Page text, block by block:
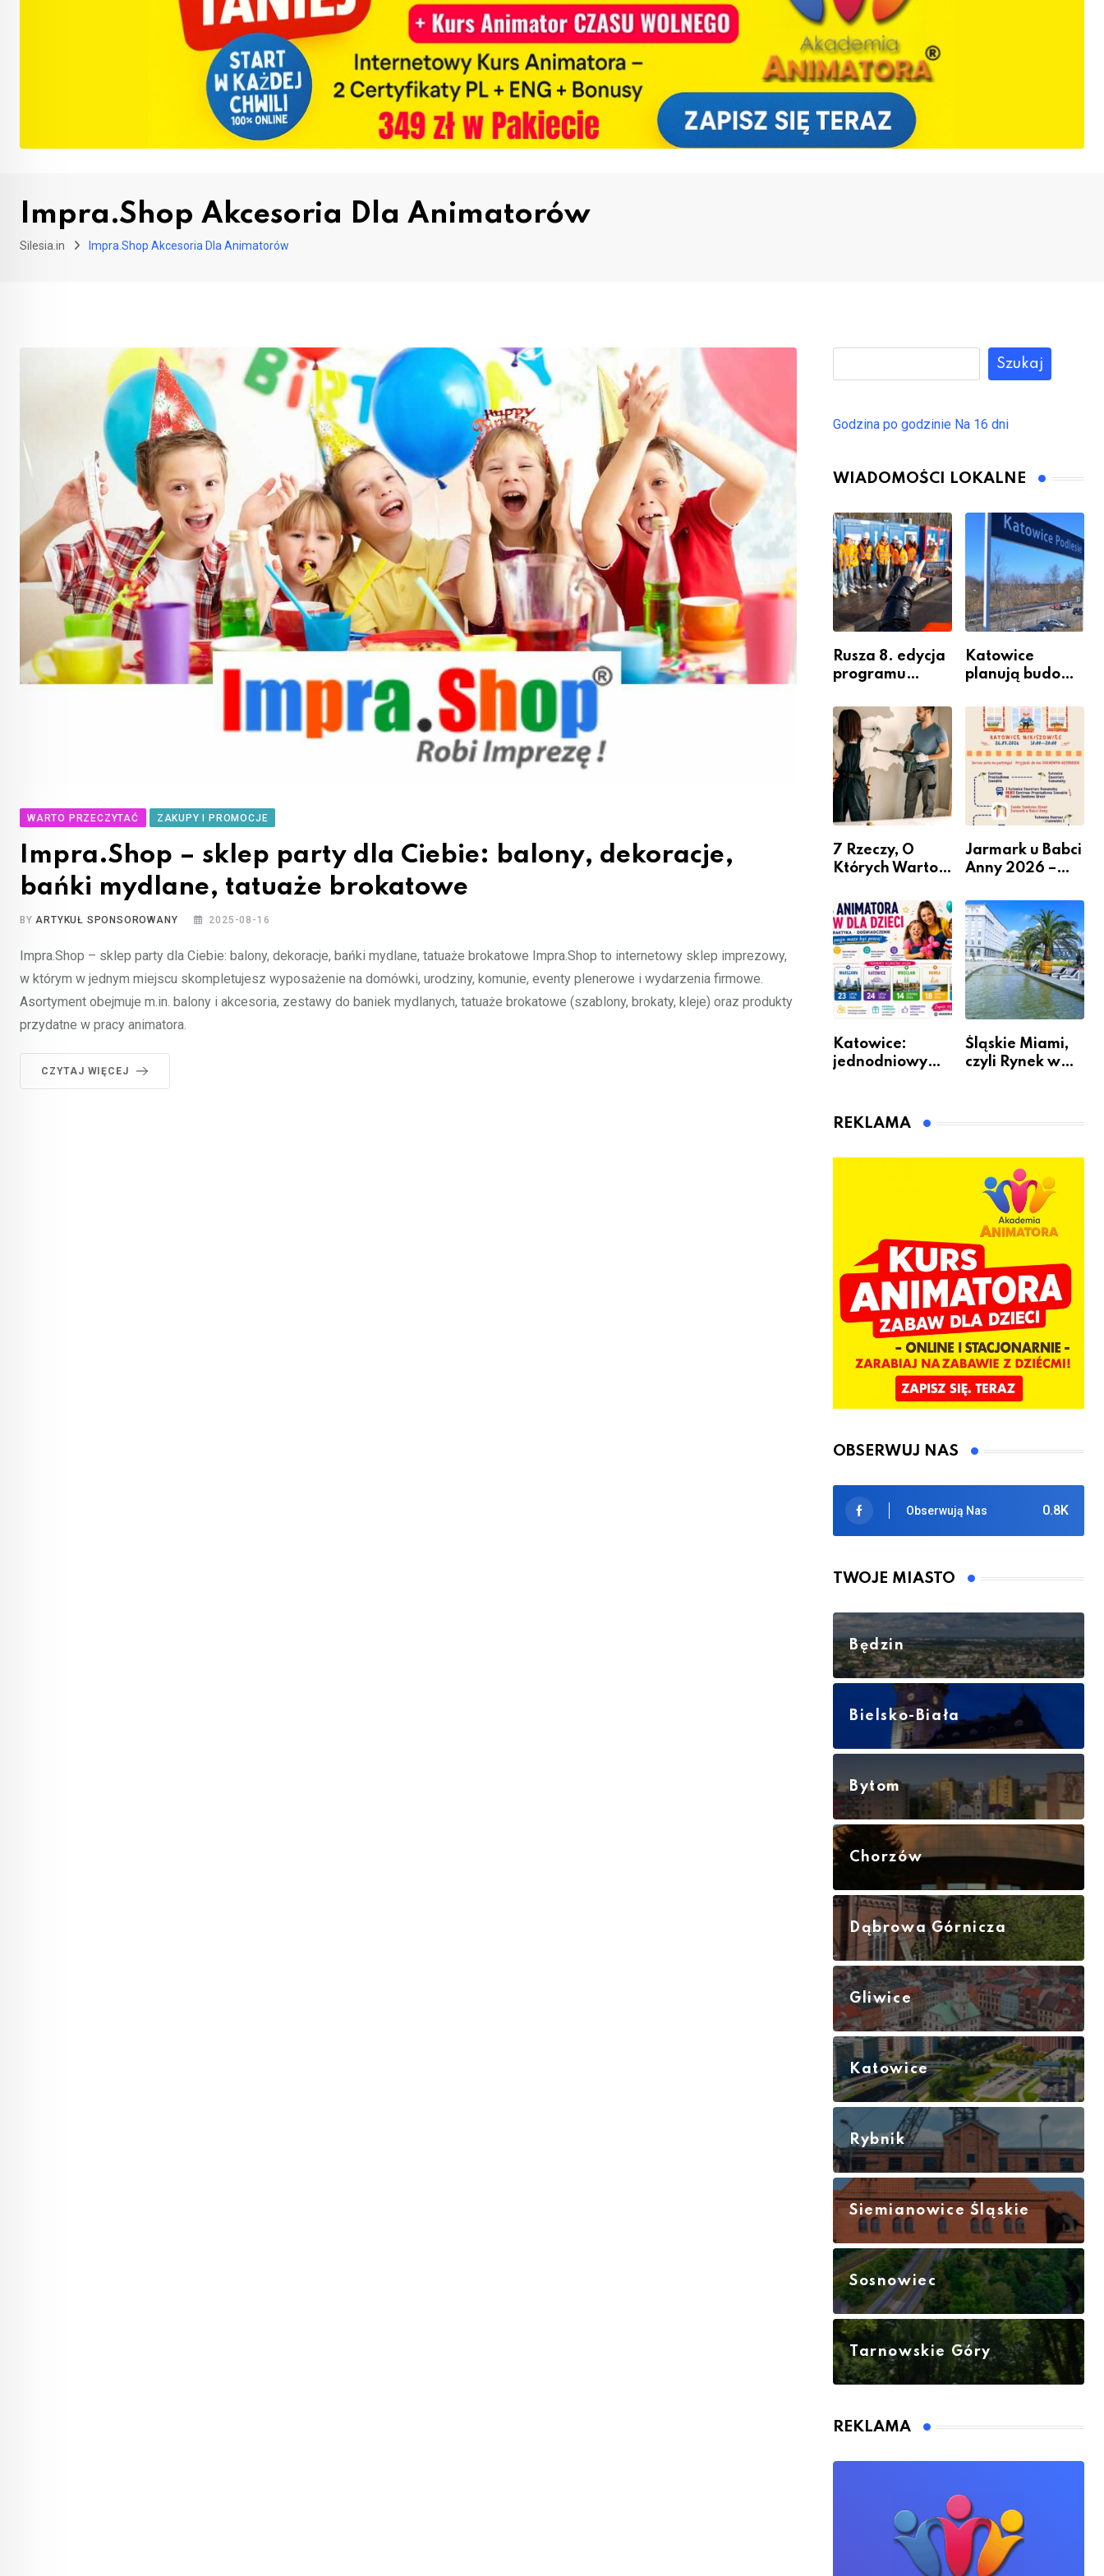
Impra.Shop Akcesoria Dla Animatorów
Silesia.in Impra.Shop Akcesoria Dla Animatorów
WARTO PRZECZYTAĆ ZAKUPY I PROMOCJE
Impra.Shop – sklep party dla Ciebie: balony, dekoracje,
bańki mydlane, tatuaże brokatowe
BY ARTYKUŁ SPONSOROWANY 2025-08-16
Impra.Shop – sklep party dla Ciebie: balony, dekoracje, bańki mydlane, tatuaże brokatowe Impra.Shop to internetowy sklep imprezowy,
w którym w jednym miejscu skompletujesz wyposażenie na domówki, urodziny, komunie, eventy plenerowe i wydarzenia firmowe.
Asortyment obejmuje m.in. balony i akcesoria, zestawy do baniek mydlanych, tatuaże brokatowe (szablony, brokaty, kleje) oraz produkty
przydatne w pracy animatora.
CZYTAJ WIĘCEJ
Szukaj
Godzina po godzinie Na 16 dni
WIADOMOŚCI LOKALNE
Rusza 8. edycja
programu
Miastem
Fachowców” –
nabór dla
przedsiębiorców
Katowice
planują budowę
przesiadkoweg
o w Podlesiu
7 Rzeczy, O
Których Warto
Remontem
Mieszkania
Jarmark u Babci
Anny 2026 –
Katowice:
jednodniowy
animatora
Śląskie Miami,
czyli Rynek w
REKLAMA
OBSERWUJ NAS
0.8K
Obserwują Nas
TWOJE MIASTO
Będzin
Bielsko-Biała
Bytom
Chorzów
Dąbrowa Górnicza
Gliwice
Katowice
Rybnik
Siemianowice Śląskie
Sosnowiec
Tarnowskie Góry
REKLAMA